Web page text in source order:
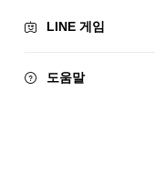
LINE 게임
도움말